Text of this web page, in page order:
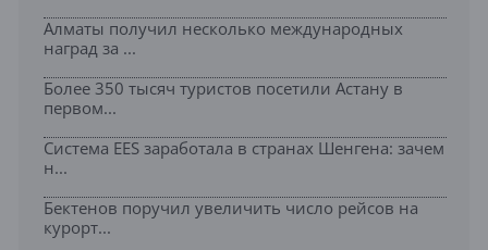
Алматы получил несколько международных
наград за ...
Более 350 тысяч туристов посетили Астану в
первом...
Система EES заработала в странах Шенгена: зачем
н...
Бектенов поручил увеличить число рейсов на
курорт...